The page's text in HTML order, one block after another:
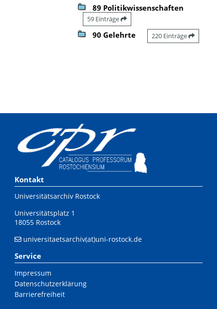
89 Politikwissenschaften
59 Einträge
90 Gelehrte 220 Einträge
Kontakt
Universitätsarchiv Rostock
Universitätsplatz 1
18055 Rostock
universitaetsarchiv(at)uni-rostock.de
Service
Impressum
Datenschutzerklärung
Barrierefreiheit